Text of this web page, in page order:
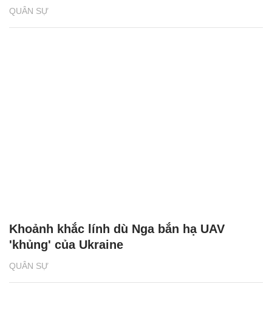
QUÂN SỰ
QUÂN SỰ
Khoảnh khắc lính dù Nga bắn hạ UAV
'khủng' của Ukraine